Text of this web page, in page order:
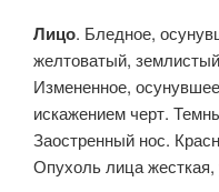
Лицо. Бледное,
желтоватый,
Измененное,
искажением черт.
Заостренный нос.
Опухоль лица жесткая,